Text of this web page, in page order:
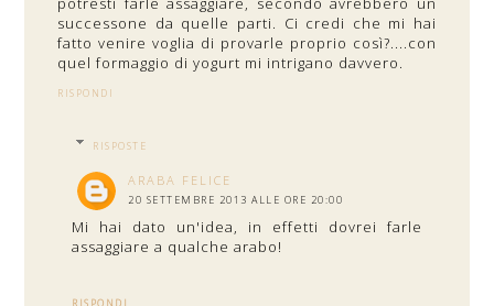
successone da quelle parti. Ci credi che mi hai
fatto venire voglia di provarle proprio così?....con
quel formaggio di yogurt mi intrigano davvero.
RISPONDI
RISPOSTE
ARABA FELICE
20 SETTEMBRE 2013 ALLE ORE 20:00
Mi hai dato un'idea, in effetti dovrei farle
assaggiare a qualche arabo!
RISPONDI